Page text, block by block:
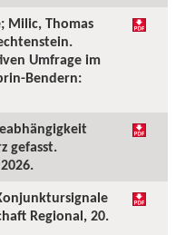
Milic, Thomas
Umfrage im
Bendern:
gefasst.
Regional, 20.